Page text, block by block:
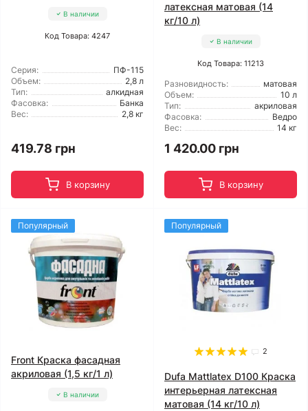
В наличии
Код Товара: 4247
Серия:
ПФ-115
Объем:
2,8 л
Тип:
алкидная
Фасовка:
Банка
Вес:
2,8 кг
419.78 грн
В корзину
латексная матовая (14
кг/10 л)
В наличии
Код Товара: 11213
Разновидность:
матовая
Объем:
10 л
Тип:
акриловая
Фасовка:
Ведро
Вес:
14 кг
1 420.00 грн
В корзину
Популярный
Front Краска фасадная
акриловая (1,5 кг/1 л)
В наличии
Популярный
2
Dufa Mattlatex D100 Краска
интерьерная латексная
матовая (14 кг/10 л)